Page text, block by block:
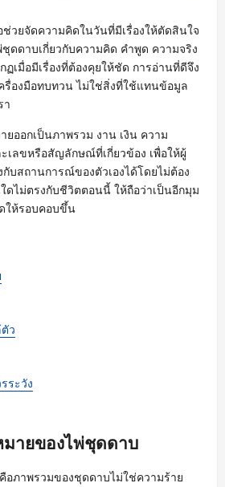
วยจัดความคิดในวันที่มีเรื่องให้ตัดสินใจ
ดดาบเกี่ยวกับความคิด คำพูด ความจริง
เมื่อมีเรื่องที่ต้องคุยให้ชัด การอ่านที่ดีจึง
รื่องมือทบทวน ไม่ใช่สิ่งที่ใช้แทนข้อมูล
า
ออกเป็นภาพรวม งาน เงิน ความ
เลขหรือสัญลักษณ์ที่เกี่ยวข้อง เพื่อให้ผู้
บสถานการณ์ของตัวเองได้โดยไม่ต้อง
ดไม่ตรงกับชีวิตตอนนี้ ให้ถือว่าเป็นอีกมุม
ให้รอบคอบขึ้น
ว
ระวัง
ายของไพ่ชุดดาบ
ภาพรวมของชุดดาบไม่ใช่ความร้าย